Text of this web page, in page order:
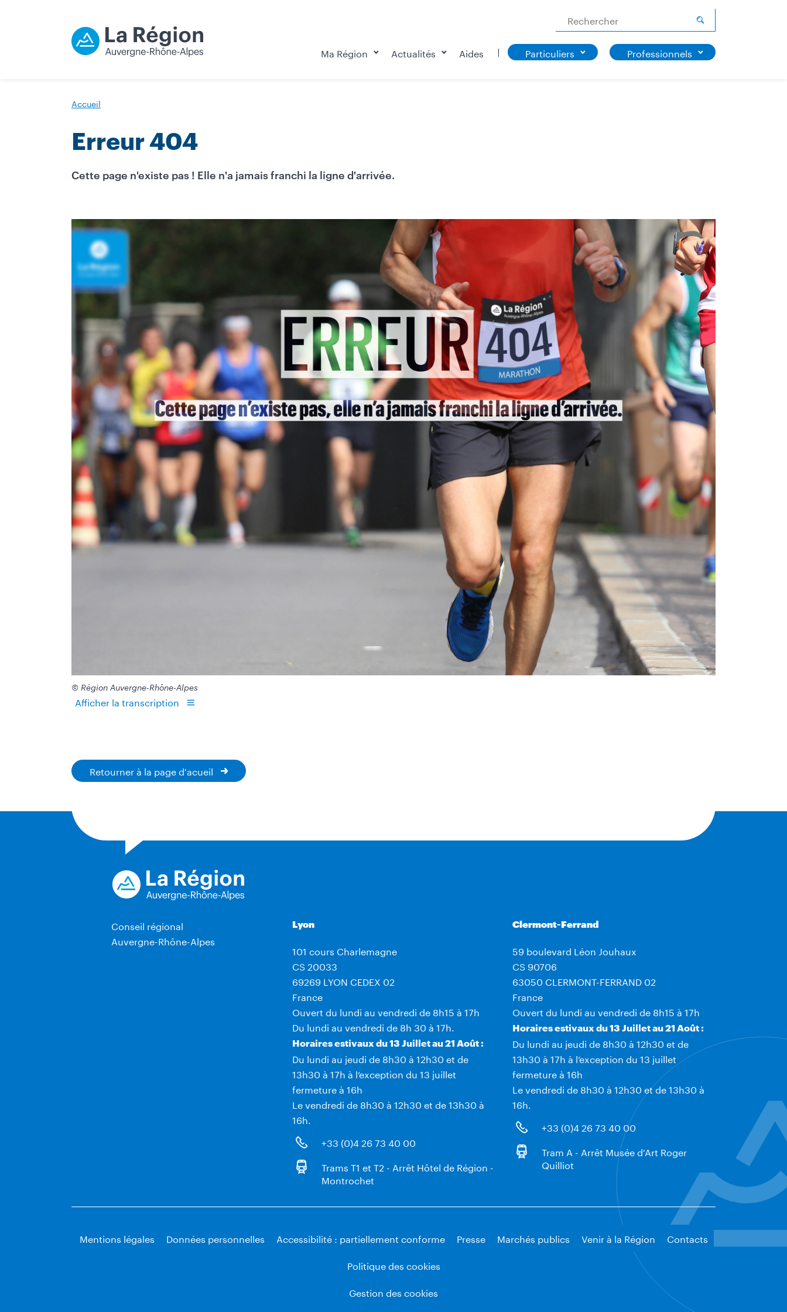
Rechercher
Ma Région Actualités Aides Particuliers Professionnels
Accueil
Erreur 404
Cette page n'existe pas ! Elle n'a jamais franchi la ligne d'arrivée.
© Région Auvergne-Rhône-Alpes
Afficher la transcription
Retourner à la page d'acueil
Conseil régional
Auvergne-Rhône-Alpes
Lyon
101 cours Charlemagne
CS 20033
69269 LYON CEDEX 02
France
Ouvert du lundi au vendredi de 8h15 à 17h
Du lundi au vendredi de 8h 30 à 17h.
Horaires estivaux du 13 Juillet au 21 Août :
Du lundi au jeudi de 8h30 à 12h30 et de
13h30 à 17h à l’exception du 13 juillet
fermeture à 16h
Le vendredi de 8h30 à 12h30 et de 13h30 à
16h.
+33 (0)4 26 73 40 00
Trams T1 et T2 - Arrêt Hôtel de Région -
Montrochet
Clermont-Ferrand
59 boulevard Léon Jouhaux
CS 90706
63050 CLERMONT-FERRAND 02
France
Ouvert du lundi au vendredi de 8h15 à 17h
Horaires estivaux du 13 Juillet au 21 Août :
Du lundi au jeudi de 8h30 à 12h30 et de
13h30 à 17h à l’exception du 13 juillet
fermeture à 16h
Le vendredi de 8h30 à 12h30 et de 13h30 à
16h.
+33 (0)4 26 73 40 00
Tram A - Arrêt Musée d'Art Roger
Quilliot
Mentions légales Données personnelles Accessibilité : partiellement conforme Presse Marchés publics Venir à la Région
Contacts
Politique des cookies
Gestion des cookies